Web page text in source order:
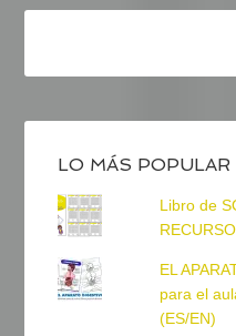
LO MÁS POPULAR
Libro de
EL
para el
(ES/EN)